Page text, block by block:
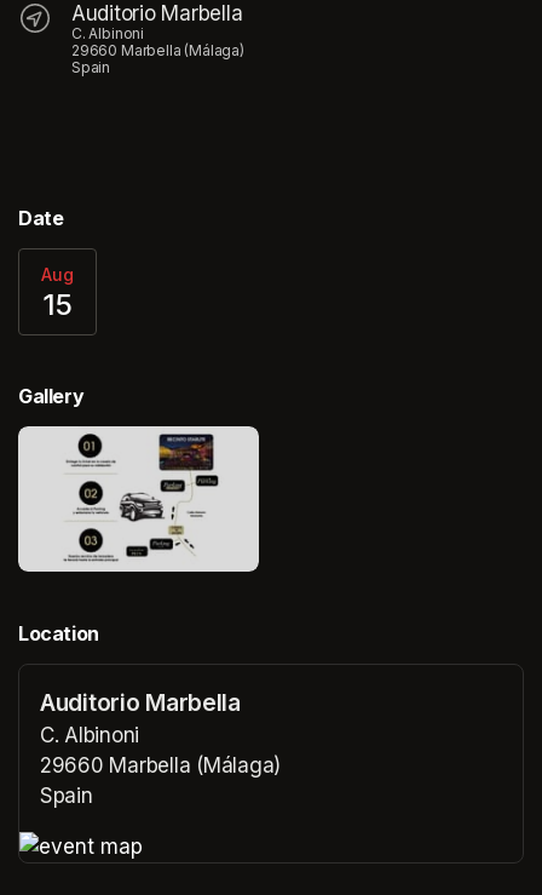
Auditorio Marbella
C. Albinoni
29660 Marbella (Málaga)
Spain
Date
Aug
15
Gallery
Location
Auditorio Marbella
C. Albinoni
29660 Marbella (Málaga)
Spain